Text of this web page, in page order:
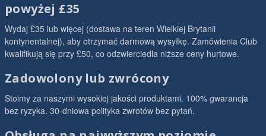
powyżej £35
Wydaj £35 lub więcej (dostawa na teren Wielkiej Brytanii
kontynentalnej), aby otrzymać darmową wysyłkę. Zamówienia Club
kwalifikują się przy £50, co odzwierciedla niższe ceny hurtowe.
Zadowolony lub zwrócony
Stoimy za naszymi wysokiej jakości produktami. 100% gwarancja
bez ryzyka. 30-dniowa polityka zwrotów bez pytań.